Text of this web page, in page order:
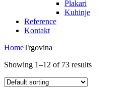
Plakari
Kuhinje
Reference
Kontakt
HomeTrgovina
Showing 1–12 of 73 results